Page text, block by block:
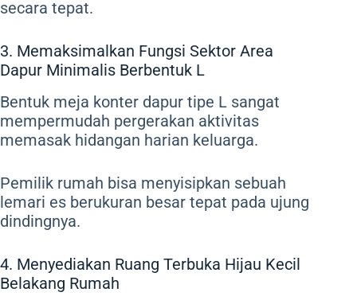
secara tepat.
3. Memaksimalkan Fungsi Sektor Area
Dapur Minimalis Berbentuk L
Bentuk meja konter dapur tipe L sangat
mempermudah pergerakan aktivitas
memasak hidangan harian keluarga.
Pemilik rumah bisa menyisipkan sebuah
lemari es berukuran besar tepat pada ujung
dindingnya.
4. Menyediakan Ruang Terbuka Hijau Kecil
Belakang Rumah